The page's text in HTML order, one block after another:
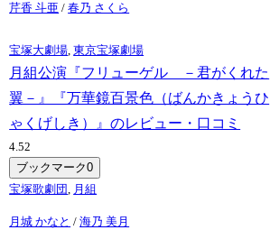
芹香 斗亜 /春乃 さくら
宝塚大劇場 ,東京宝塚劇場
月組公演『フリューゲル －君がくれた
翼－』『万華鏡百景色（ばんかきょうひ
ゃくげしき）』のレビュー・口コミ
4.52
ブックマーク0
宝塚歌劇団
月組
月城 かなと /海乃 美月